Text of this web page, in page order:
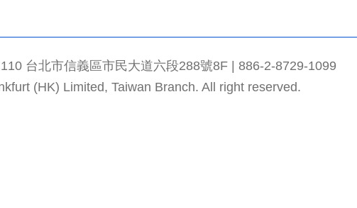
台北市信義區市民大道六段288號8F | 886-2-8729-1099
(HK) Limited, Taiwan Branch. All right reserved.